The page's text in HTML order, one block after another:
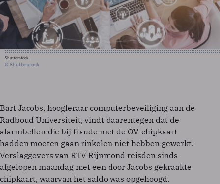
Shutterstock
© Shutterstock
Bart Jacobs, hoogleraar computerbeveiliging aan de
Radboud Universiteit, vindt daarentegen dat de
alarmbellen die bij fraude met de OV-chipkaart
hadden moeten gaan rinkelen niet hebben gewerkt.
Verslaggevers van RTV Rijnmond reisden sinds
afgelopen maandag met een door Jacobs gekraakte
chipkaart, waarvan het saldo was opgehoogd.